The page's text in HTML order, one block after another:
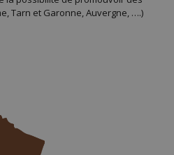
Tarn et Garonne, Auvergne, ….)